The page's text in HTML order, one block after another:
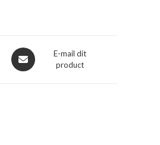
Opent
in
E-mail dit
product